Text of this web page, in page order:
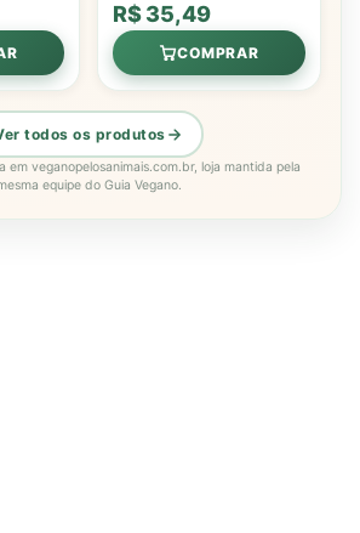
R$ 35,49
COMPRAR
todos os produtos
em veganopelosanimais.com.br, loja mantida pela
equipe do Guia Vegano.